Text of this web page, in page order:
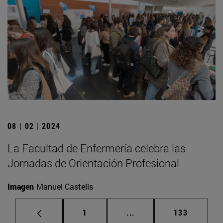
08 | 02 | 2024
La Facultad de Enfermería celebra las
Jornadas de Orientación Profesional
Imagen Manuel Castells
Página
1 ... Páginas intermedias
Página
133